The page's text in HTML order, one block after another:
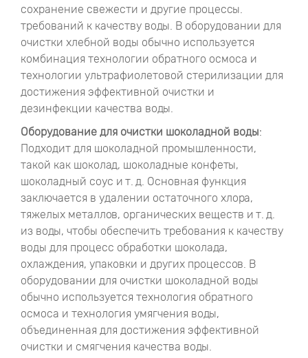
сохранение свежести и другие процессы.
требований к качеству воды. В оборудовании для
очистки хлебной воды обычно используется
комбинация технологии обратного осмоса и
технологии ультрафиолетовой стерилизации для
достижения эффективной очистки и
дезинфекции качества воды.
Оборудование для очистки шоколадной воды:
Подходит для шоколадной промышленности,
такой как шоколад, шоколадные конфеты,
шоколадный соус и т. д. Основная функция
заключается в удалении остаточного хлора,
тяжелых металлов, органических веществ и т. д.
из воды, чтобы обеспечить требования к качеству
воды для процесс обработки шоколада,
охлаждения, упаковки и других процессов. В
оборудовании для очистки шоколадной воды
обычно используется технология обратного
осмоса и технология умягчения воды,
объединенная для достижения эффективной
очистки и смягчения качества воды.